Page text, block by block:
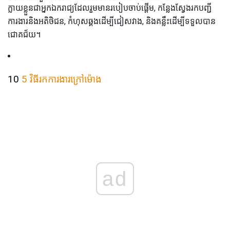
ក្លាយខ្លួនជាអ្នកឯករាជ្យដែលរួមមានរបៀបចាប់ផ្តើម, កន្លែងស្វែងរកបញ្ជី
ការងារនិងអតិថិជន, កំហុសឆ្គងដើម្បីជៀសវាង, និងគន្លឹះដើម្បីទទួលបាន
ជោគជ័យ។
10 5 វិធីរកការងារក្រៅម៉ោង
ad